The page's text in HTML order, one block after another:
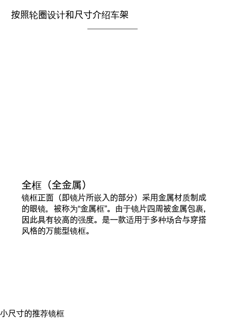
按照轮圈设计和尺寸介绍车架
全框（全金属）
镜框正面（即镜片所嵌入的部分）采用金属材质制成
的眼镜，被称为“金属框”。由于镜片四周被金属包裹，
因此具有较高的强度。是一款适用于多种场合与穿搭
风格的万能型镜框。
小尺寸的推荐镜框